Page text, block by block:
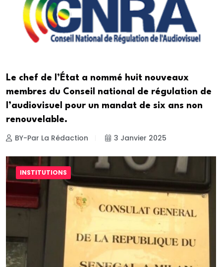
Le chef de l’État a nommé huit nouveaux
membres du Conseil national de régulation de
l’audiovisuel pour un mandat de six ans non
renouvelable.
BY-Par La Rédaction 3 Janvier 2025
INSTITUTIONS